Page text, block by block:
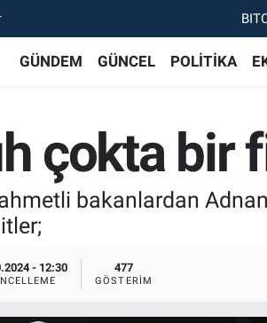
GÜNDEM GÜNCEL POLİTİKA
çokta
bakanlardan
- 12:30 477
GÖSTERIM